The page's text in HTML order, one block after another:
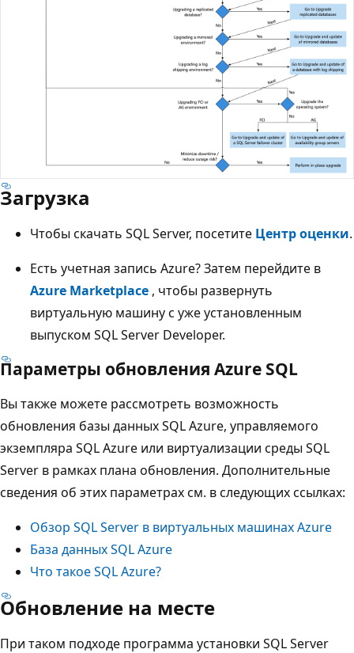
Загрузка
Чтобы скачать SQL Server, посетите Центр оценки.
Есть учетная запись Azure? Затем перейдите в
Azure Marketplace , чтобы развернуть
виртуальную машину с уже установленным
выпуском SQL Server Developer.
Параметры обновления Azure SQL
Вы также можете рассмотреть возможность
обновления базы данных SQL Azure, управляемого
экземпляра SQL Azure или виртуализации среды SQL
Server в рамках плана обновления. Дополнительные
сведения об этих параметрах см. в следующих ссылках:
Обзор SQL Server в виртуальных машинах Azure
База данных SQL Azure
Что такое SQL Azure?
Обновление на месте
При таком подходе программа установки SQL Server